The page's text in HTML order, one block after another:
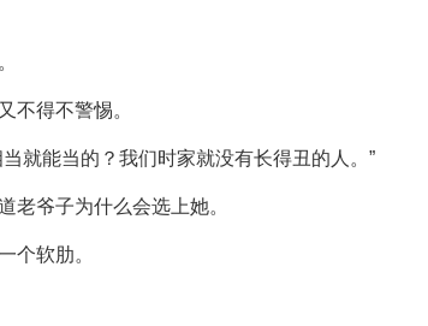
不得不警惕。
就能当的？我们时家就没有长得丑的人。”
老爷子为什么会选上她。
个软肋。